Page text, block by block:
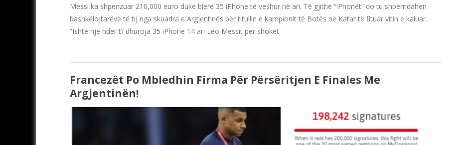
Messi ka shpenzuar 210,000 euro duke blerë 35 iPhone të veshur në ari. Të gjithë “iPhonët” do tu shpërndahen
bashkëlojtarëve të tij nga skuadra e Argjentinës për titullin e kampionit të Botës në Katar të fituar vitin e kaluar.
“Ishte një nder t’i dhuroja 35 iPhone 14 ari Leo Messit për shokët
Francezët Po Mbledhin Firma Për Përsëritjen E Finales Me
Argjentinën!